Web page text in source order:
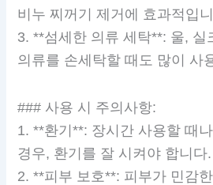
비누 찌꺼기 제거에 효과적입
3. **섬세한 의류 세탁**: 울, 실
의류를 손세탁할 때도 많이 사
### 사용 시 주의사항:
1. **환기**: 장시간 사용할 때
경우, 환기를 잘 시켜야 합니다.
2. **피부 보호**: 피부가 민감